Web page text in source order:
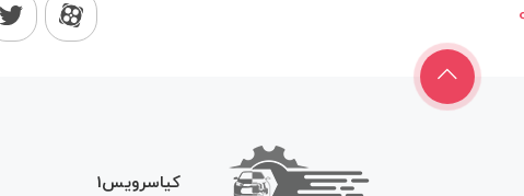
کیاسرویس1